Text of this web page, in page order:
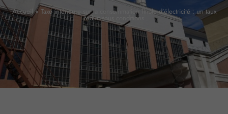
Accueil» Taxe intérieure sur la consommation finale d’électricité : un taux
réduit sous conditions